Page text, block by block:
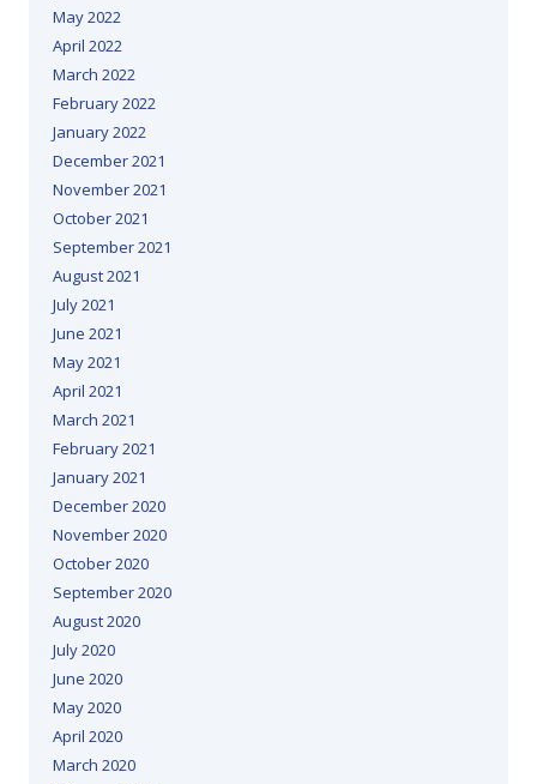
May 2022
April 2022
March 2022
February 2022
January 2022
December 2021
November 2021
October 2021
September 2021
August 2021
July 2021
June 2021
May 2021
April 2021
March 2021
February 2021
January 2021
December 2020
November 2020
October 2020
September 2020
August 2020
July 2020
June 2020
May 2020
April 2020
March 2020